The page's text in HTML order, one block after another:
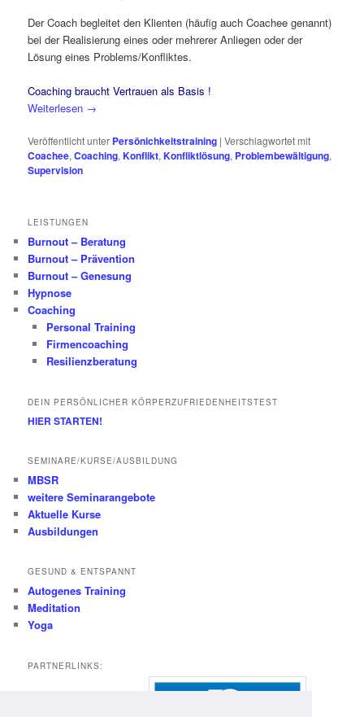
Der Coach begleitet den Klienten (häufig auch Coachee genannt)
bei der Realisierung eines oder mehrerer Anliegen oder der
Lösung eines Problems/Konfliktes.
Coaching braucht Vertrauen als Basis !
Weiterlesen →
Veröffentlicht unter Persönichkeitstraining |Verschlagwortet mit
Coachee,Coaching,Konflikt,Konfliktlösung, Problembewältigung,
Supervision
LEISTUNGEN
Burnout – Beratung
Burnout – Prävention
Burnout – Genesung
Hypnose
Coaching
Personal Training
Firmencoaching
Resilienzberatung
DEIN PERSÖNLICHER KÖRPERZUFRIEDENHEITSTEST
HIER STARTEN!
SEMINARE/KURSE/AUSBILDUNG
MBSR
weitere Seminarangebote
Aktuelle Kurse
Ausbildungen
GESUND & ENTSPANNT
Autogenes Training
Meditation
Yoga
PARTNERLINKS: